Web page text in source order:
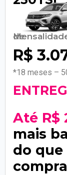
Mensalidade a partir de
R$
*18 meses –
Até R$
mais
do que